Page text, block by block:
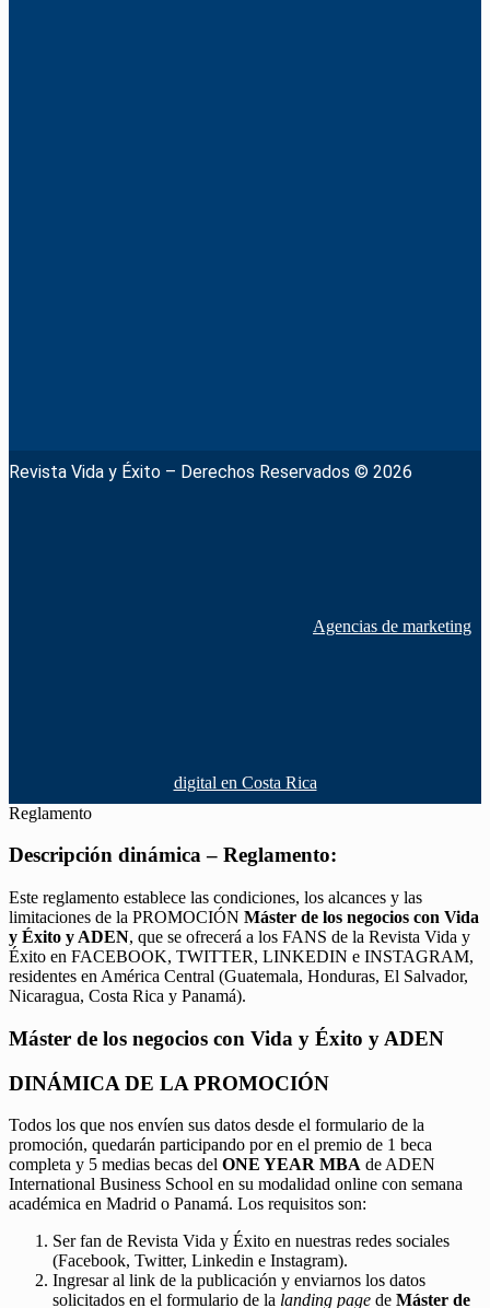
Revista Vida y Éxito – Derechos Reservados © 2026
Agencias de marketing
digital en Costa Rica
Reglamento
Descripción dinámica – Reglamento:
Este reglamento establece las condiciones, los alcances y las
limitaciones de la PROMOCIÓN Máster de los negocios con Vida
y Éxito y ADEN, que se ofrecerá a los FANS de la Revista Vida y
Éxito en FACEBOOK, TWITTER, LINKEDIN e INSTAGRAM,
residentes en América Central (Guatemala, Honduras, El Salvador,
Nicaragua, Costa Rica y Panamá).
Máster de los negocios con Vida y Éxito y ADEN
DINÁMICA DE LA PROMOCIÓN
Todos los que nos envíen sus datos desde el formulario de la
promoción, quedarán participando por en el premio de 1 beca
completa y 5 medias becas del ONE YEAR MBA de ADEN
International Business School en su modalidad online con semana
académica en Madrid o Panamá. Los requisitos son:
Ser fan de Revista Vida y Éxito en nuestras redes sociales
(Facebook, Twitter, Linkedin e Instagram).
Ingresar al link de la publicación y enviarnos los datos
solicitados en el formulario de la landing page de Máster de